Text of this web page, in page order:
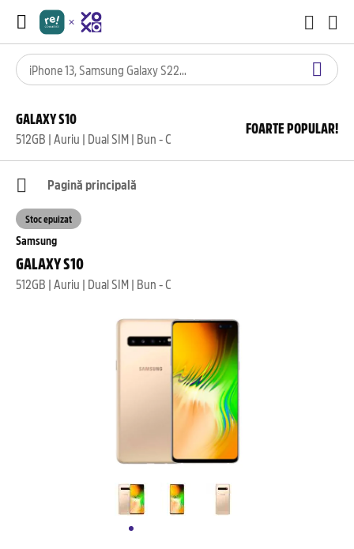
GALAXY S10
512GB | Auriu | Dual SIM | Bun - C
FOARTE POPULAR!
Pagină principală
Samsung
GALAXY S10
512GB | Auriu | Dual SIM | Bun - C
Stoc epuizat